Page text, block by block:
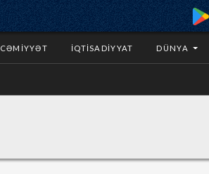
CƏMIYYƏT İQTISADIYYAT DÜNYA